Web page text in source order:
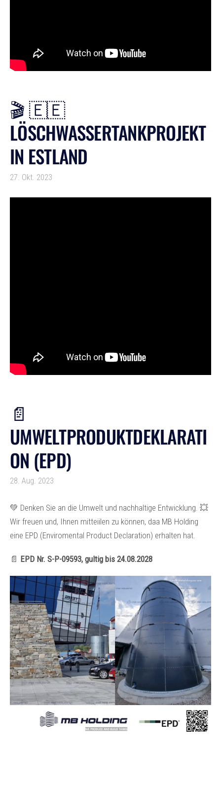
🎬 🇪🇪
LÖSCHWASSERTANKPROJEKT
IN ESTLAND
27. Okt. 2023
📄
UMWELTPRODUKTDEKLARATI
ON (EPD)
28. Aug. 2023
💚 Denken Sie an die Umwelt und nachhaltige Entwicklung. 💥
Wir freuen und, Ihnen mitteiilen zu können, daa MB Holding
eine EPD (Enviromental Product Declaration) erhalten hat.
📄 EPD Nr. S-P-09593, gultig bis 24.08.2028